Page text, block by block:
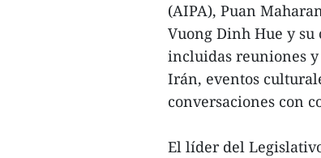
(AIPA), Puan
Vuong Dinh Hue y
incluidas reuniones
Irán, eventos
conversaciones con
El líder del